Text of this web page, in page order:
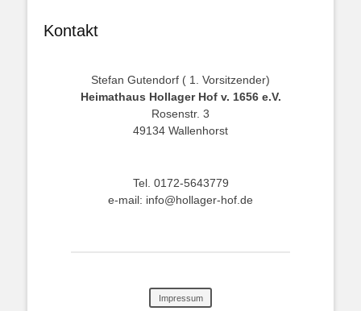
Kontakt
Stefan Gutendorf ( 1. Vorsitzender)
Heimathaus Hollager Hof v. 1656 e.V.
Rosenstr. 3
49134 Wallenhorst
Tel. 0172-5643779
e-mail: info@hollager-hof.de
Impressum